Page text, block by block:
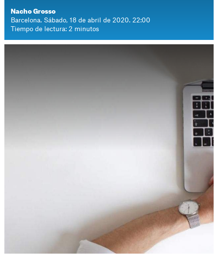
Nacho Grosso
Barcelona. Sábado, 18 de abril de 2020. 22:00
Tiempo de lectura: 2 minutos